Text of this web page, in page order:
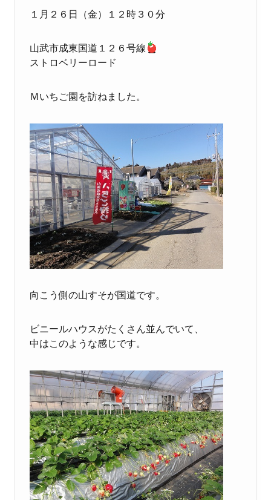
１月２６日（金）１２時３０分
山武市成東国道１２６号線
ストロベリーロード
Ｍいちご園を訪ねました。
向こう側の山すそが国道です。
ビニールハウスがたくさん並んでいて、
中はこのような感じです。